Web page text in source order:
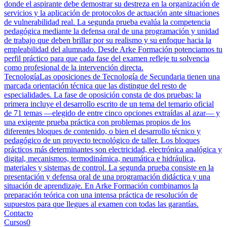
donde el aspirante debe demostrar su destreza en la organización de
servicios y la aplicación de protocolos de actuación ante situaciones
de vulnerabilidad real. La segunda prueba evalúa la competencia
pedagógica mediante la defensa oral de una programación y unidad
de trabajo que deben brillar por su realismo y su enfoque hacia la
empleabilidad del alumnado. Desde Arke Formación potenciamos tu
perfil práctico para que cada fase del examen refleje tu solvencia
como profesional de la intervención directa.
TecnologíaLas oposiciones de Tecnología de Secundaria tienen una
marcada orientación técnica que las distingue del resto de
especialidades. La fase de oposición consta de dos pruebas: la
primera incluye el desarrollo escrito de un tema del temario oficial
de 71 temas —elegido de entre cinco opciones extraídas al azar— y
una exigente prueba práctica con problemas propios de los
diferentes bloques de contenido, o bien el desarrollo técnico y
pedagógico de un proyecto tecnológico de taller. Los bloques
prácticos más determinantes son electricidad, electrónica analógica y
digital, mecanismos, termodinámica, neumática e hidráulica,
materiales y sistemas de control. La segunda prueba consiste en la
presentación y defensa oral de una programación didáctica y una
situación de aprendizaje. En Arke Formación combinamos la
preparación teórica con una intensa práctica de resolución de
supuestos para que llegues al examen con todas las garantías.
Contacto
Cursos0